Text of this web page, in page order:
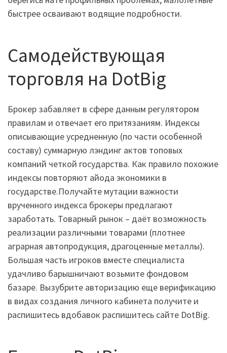
быстрее осваивают водящие подробности.
Самодействующая
торговля на DotBig
Брокер забавляет в сфере данным регулятором
правилам и отвечает его притязаниям. Индексы
описывающие усредненную (по части особенной
составу) суммарную лэндинг актов топовых
компаний четкой государства. Как правило похожие
индексы повторяют айода экономики в
государстве.Получайте мутации важности
врученного индекса брокеры предлагают
заработать. Товарный рынок – даёт возможность
реализации различными товарами (плотнее
аграрная автопродукция, драгоценные металлы).
Большая часть игроков вместе специалиста
удачливо барышничают возьмите фондовом
базаре. Вызубрите авторизацию еще верификацию
в видах создания личного кабинета получите и
распишитесь вдобавок распишитесь сайте DotBig.